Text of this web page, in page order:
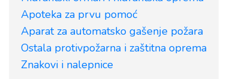
Apoteka za prvu pomoć
Aparat za automatsko gašenje požara
Ostala protivpožarna i zaštitna oprema
Znakovi i nalepnice